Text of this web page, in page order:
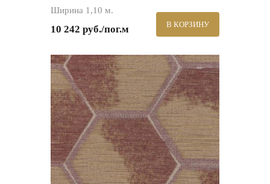
Ширина 1,10 м.
10 242 руб./пог.м В КОРЗИНУ